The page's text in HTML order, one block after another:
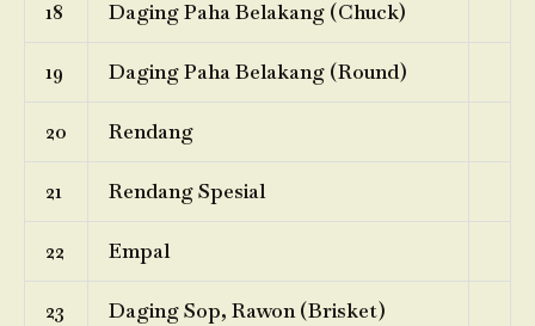
18 Daging Paha Belakang (Chuck)
19 Daging Paha Belakang (Round)
20 Rendang
21 Rendang Spesial
22 Empal
23 Daging Sop, Rawon (Brisket)